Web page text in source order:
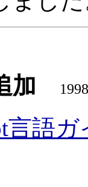
加
言語ガ